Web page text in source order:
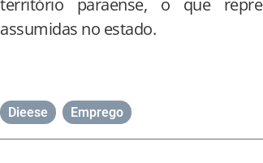
território paraense, o que
assumidas no estado.
Dieese Emprego